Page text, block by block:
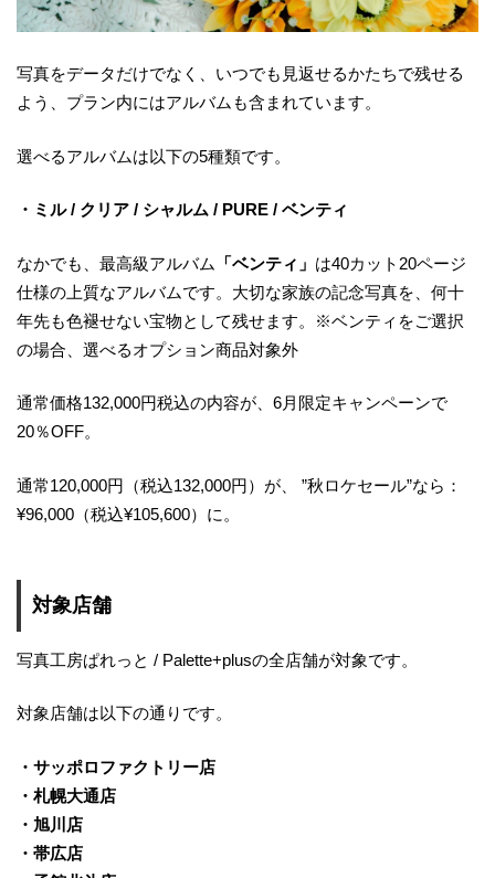
写真をデータだけでなく、いつでも見返せるかたちで残せる
よう、プラン内にはアルバムも含まれています。
選べるアルバムは以下の5種類です。
・ミル / クリア / シャルム / PURE / ベンティ
なかでも、最高級アルバム 「ベンティ」 は40カット20ページ
仕様の上質なアルバムです。大切な家族の記念写真を、何十
年先も色褪せない宝物として残せます。※ベンティをご選択
の場合、選べるオプション商品対象外
通常価格132,000円税込の内容が、6月限定キャンペーンで
20％OFF。
通常120,000円（税込132,000円）が、 ”秋ロケセール”なら：
¥96,000（税込¥105,600）に。
対象店舗
写真工房ぱれっと / Palette+plusの全店舗が対象です。
対象店舗は以下の通りです。
・サッポロファクトリー店
・札幌大通店
・旭川店
・帯広店